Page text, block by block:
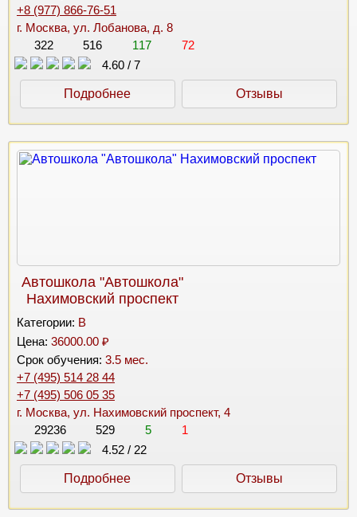
+8 (977) 866-76-51
г. Москва, ул. Лобанова, д. 8
322
516 117
72
4.60 / 7
Подробнее Отзывы
Автошкола "Автошкола"
Нахимовский проспект
Категории: B
Цена: 36000.00 ₽
Срок обучения: 3.5 мес.
+7 (495) 514 28 44
+7 (495) 506 05 35
г. Москва, ул. Нахимовский проспект, 4
29236
529 5
1
4.52 / 22
Подробнее Отзывы